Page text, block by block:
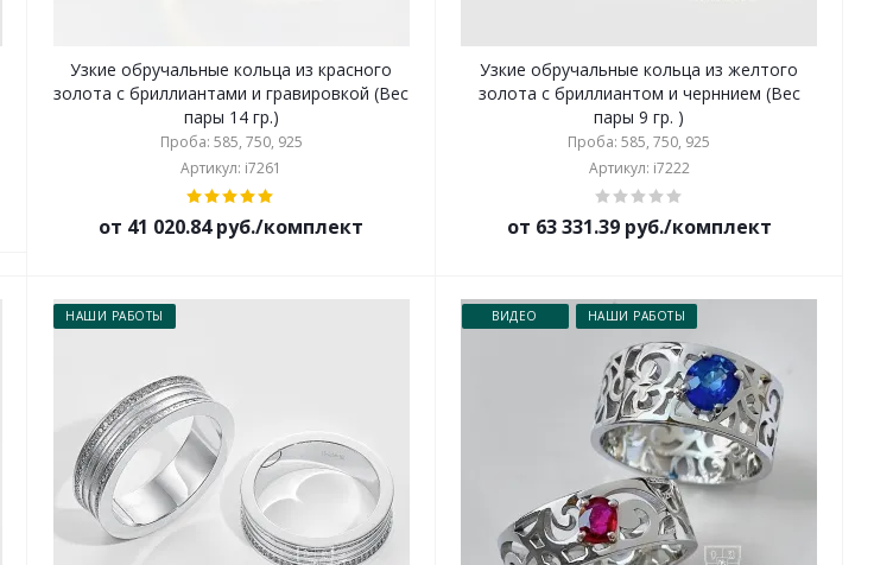
Узкие обручальные кольца из красного
золота с бриллиантами и гравировкой (Вес
пары 14 гр.)
Проба: 585, 750, 925
Артикул: i7261
от 41 020.84 руб./комплект
Узкие обручальные кольца из желтого
золота с бриллиантом и черннием (Вес
пары 9 гр. )
Проба: 585, 750, 925
Артикул: i7222
от 63 331.39 руб./комплект
НАШИ РАБОТЫ ВИДЕО НАШИ РАБОТЫ